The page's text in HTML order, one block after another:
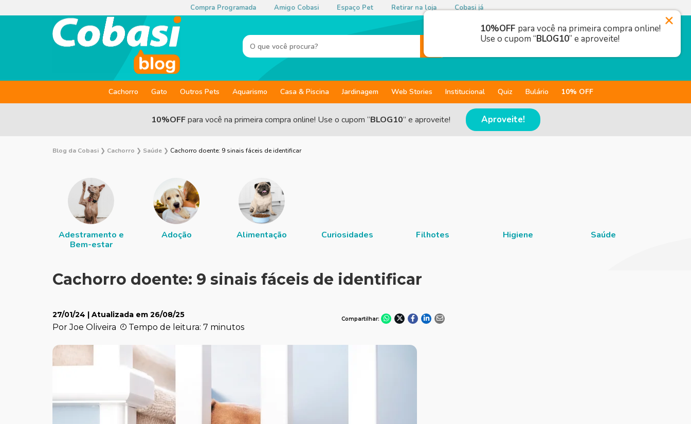
Compra Programada Amigo Cobasi Espaço Pet Retirar na loja Cobasi já
Cachorro Gato Outros Pets Aquarismo Casa & Piscina Jardinagem Web Stories Institucional Quiz Bulário 10% OFF
10%OFFpara você na primeira compra online! Use o cupom “BLOG10” e aproveite! Aproveite!
Blog da Cobasi ❯ Cachorro ❯ Saúde ❯ Cachorro doente: 9 sinais fáceis de identificar
Adestramento e
Bem-estar
Adoção Alimentação Curiosidades Filhotes Higiene Saúde
Cachorro doente: 9 sinais fáceis de identificar
27/01/24 | Atualizada em 26/08/25
Por Joe Oliveira Tempo de leitura: 7 minutos
Compartilhar:
10%OFF para você na primeira compra online!
Use o cupom “BLOG10” e aproveite!